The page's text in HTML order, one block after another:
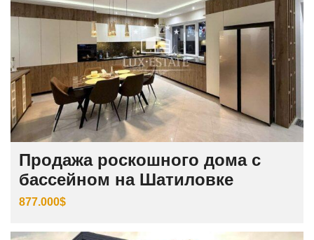
Продажа роскошного дома с
бассейном на Шатиловке
877.000$